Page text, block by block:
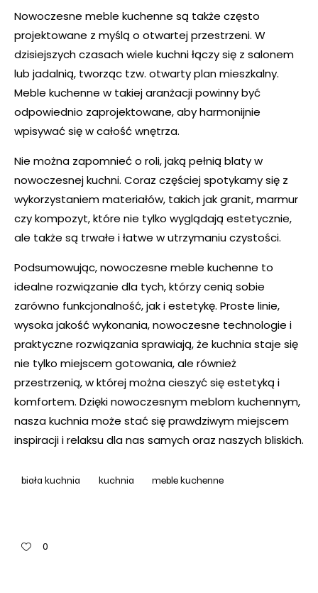
Nowoczesne meble kuchenne są także często
projektowane z myślą o otwartej przestrzeni. W
dzisiejszych czasach wiele kuchni łączy się z salonem
lub jadalnią, tworząc tzw. otwarty plan mieszkalny.
Meble kuchenne w takiej aranżacji powinny być
odpowiednio zaprojektowane, aby harmonijnie
wpisywać się w całość wnętrza.
Nie można zapomnieć o roli, jaką pełnią blaty w
nowoczesnej kuchni. Coraz częściej spotykamy się z
wykorzystaniem materiałów, takich jak granit, marmur
czy kompozyt, które nie tylko wyglądają estetycznie,
ale także są trwałe i łatwe w utrzymaniu czystości.
Podsumowując, nowoczesne meble kuchenne to
idealne rozwiązanie dla tych, którzy cenią sobie
zarówno funkcjonalność, jak i estetykę. Proste linie,
wysoka jakość wykonania, nowoczesne technologie i
praktyczne rozwiązania sprawiają, że kuchnia staje się
nie tylko miejscem gotowania, ale również
przestrzenią, w której można cieszyć się estetyką i
komfortem. Dzięki nowoczesnym meblom kuchennym,
nasza kuchnia może stać się prawdziwym miejscem
inspiracji i relaksu dla nas samych oraz naszych bliskich.
biała kuchnia kuchnia meble kuchenne
0